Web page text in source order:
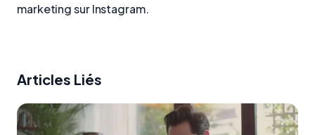
marketing sur Instagram.
Articles Liés